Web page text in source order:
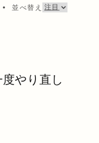
• 並べ替え
やり直し